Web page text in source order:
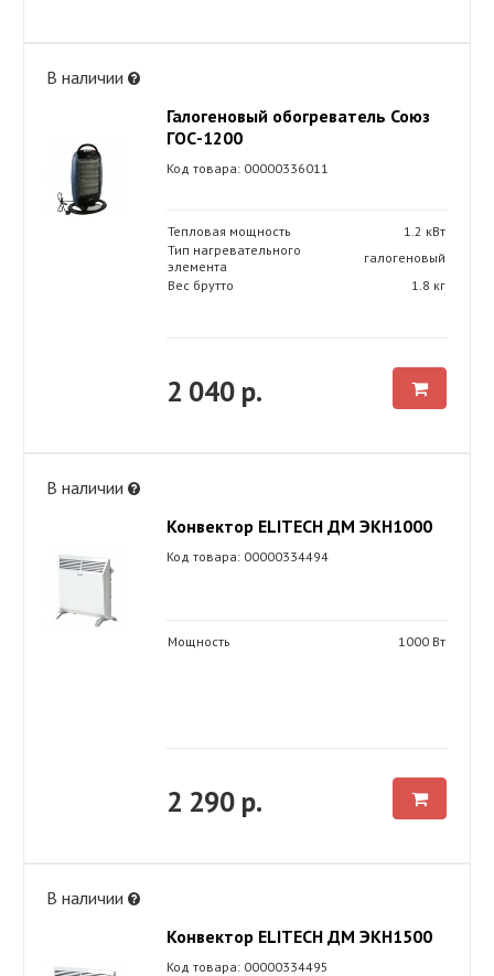
В наличии
Галогеновый обогреватель Союз
ГОС-1200
Код товара: 00000336011
Тепловая мощность
1.2 кВт
Тип нагревательного
элемента
галогеновый
Вес брутто
1.8 кг
2 040 р.
В наличии
Конвектор ELITECH ДМ ЭКН1000
Код товара: 00000334494
Мощность 1000 Вт
2 290 р.
В наличии
Конвектор ELITECH ДМ ЭКН1500
Код товара: 00000334495